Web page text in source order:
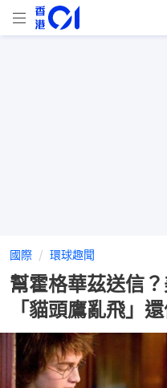
國際 環球趣聞
幫霍格華茲送信
「貓頭鷹亂飛」